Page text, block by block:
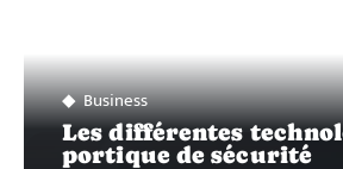
Business
Les différentes
portique de sécurité